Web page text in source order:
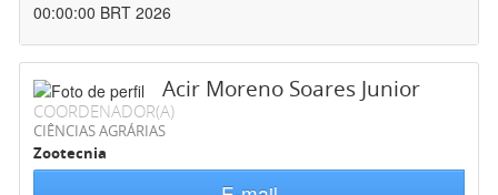
00:00:00 BRT 2026
Acir Moreno Soares Junior
COORDENADOR(A)
CIÊNCIAS AGRÁRIAS
Zootecnia